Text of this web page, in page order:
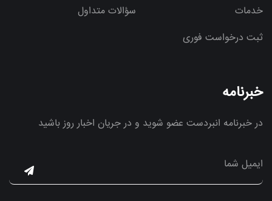
خدمات
سؤالات متداول
ثبت درخواست فوری
خبرنامه
در خبرنامه انبردست عضو شوید و در جریان اخبار روز باشید